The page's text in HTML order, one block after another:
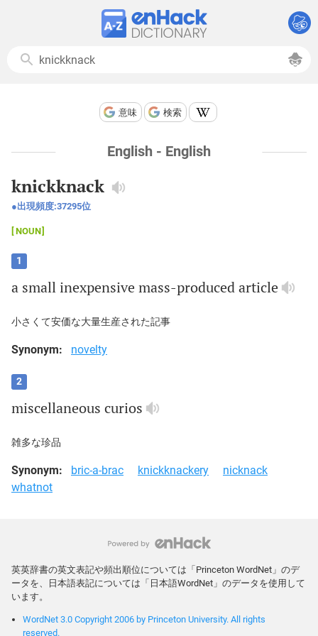
意味 検索
English - English
knickknack
出現頻度:37295位
NOUN
1
a small inexpensive mass-producedarticle
小さくて安価な大量生産された記事
Synonym: novelty
2
miscellaneous curios
雑多な珍品
Synonym: bric-a-brac knickknackery
nicknack
whatnot
英英辞書の英文表記や頻出順位については「Princeton WordNet」のデ
ータを、日本語表記については「日本語WordNet」のデータを使用して
います。
WordNet 3.0 Copyright 2006 by Princeton University. All rights
reserved.